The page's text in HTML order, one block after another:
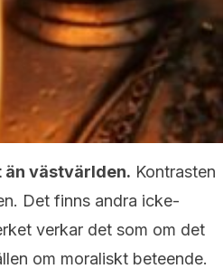
än västvärlden. Kontrasten
Det finns andra icke-
verkar det som om det
om moraliskt beteende.